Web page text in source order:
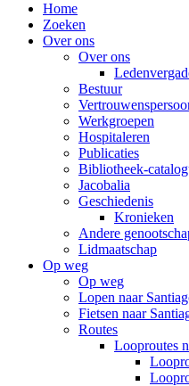
Home
Zoeken
Over ons
Over ons
Bestuur
Werkgroepen
Hospitaleren
Publicaties
Bibliotheek-
Jacobalia
Geschiedenis
Kronieken
Andere
Lidmaatschap
Op weg
Op weg
Lopen naar
Fietsen naar
Routes
Looproutes